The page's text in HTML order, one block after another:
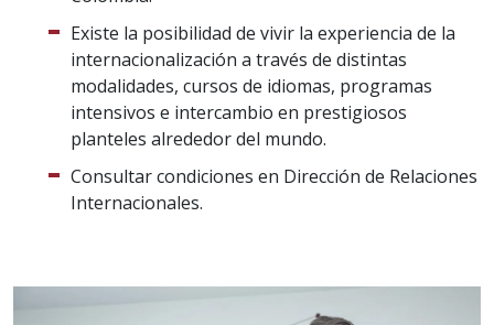
Existe la posibilidad de vivir la experiencia de la
internacionalización a través de distintas
modalidades, cursos de idiomas, programas
intensivos e intercambio en prestigiosos
planteles alrededor del mundo.
Consultar condiciones en Dirección de Relaciones
Internacionales.